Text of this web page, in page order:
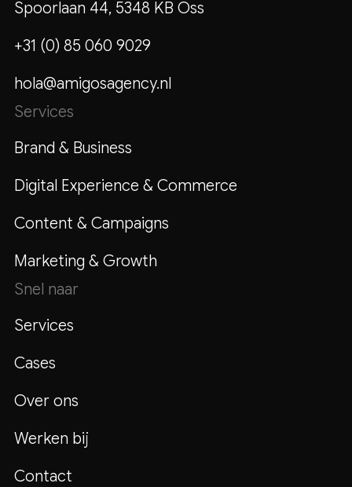
Spoorlaan 44, 5348 KB Oss
+31 (0) 85 060 9029
hola@amigosagency.nl
Services
Brand & Business
Digital Experience & Commerce
Content & Campaigns
Marketing & Growth
Snel naar
Services
Cases
Over ons
Werken bij
Contact